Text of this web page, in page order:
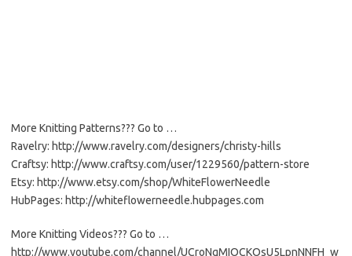
More Knitting Patterns??? Go to …
Ravelry: http://www.ravelry.com/designers/christy-hills
Craftsy: http://www.craftsy.com/user/1229560/pattern-store
Etsy: http://www.etsy.com/shop/WhiteFlowerNeedle
HubPages: http://whiteflowerneedle.hubpages.com
More Knitting Videos??? Go to …
http://www.youtube.com/channel/UCroNgMIOCKOsU5LpnNNFH_w